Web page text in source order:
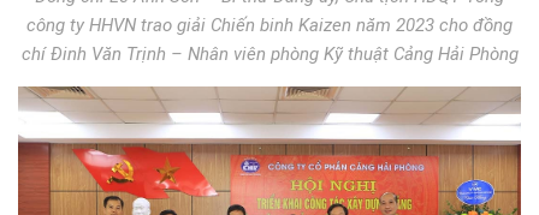
công ty HHVN trao giải Chiến binh Kaizen năm 2023 cho đồng
chí Đinh Văn Trịnh – Nhân viên phòng Kỹ thuật Cảng Hải Phòng